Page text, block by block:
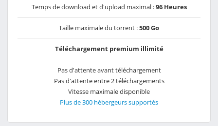
Temps de download et d'upload maximal :96 Heures
Taille maximale du torrent :500 Go
Téléchargement premium illimité
Pas d'attente avant téléchargement
Pas d'attente entre 2 téléchargements
Vitesse maximale disponible
Plus de 300 hébergeurs supportés